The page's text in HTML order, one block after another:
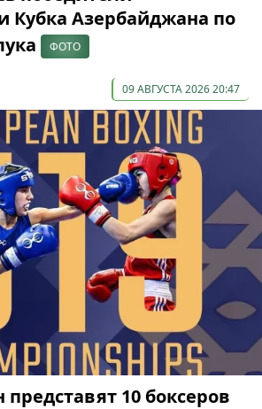
Кубка Азербайджана по
ФОТО
09 АВГУСТА 2026 20:47
10 боксеров